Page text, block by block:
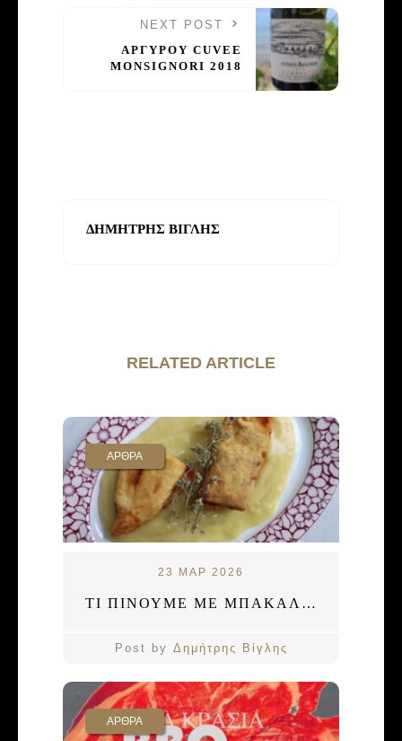
NEXT POST
ΑΡΓΥΡΟΥ CUVEE
MONSIGNORI 2018
ΔΗΜΗΤΡΗΣ ΒΙΓΛΗΣ
RELATED ARTICLE
ΑΡΘΡΑ
23 ΜΑΡ 2026
ΤΙ ΠΙΝΟΥΜΕ ΜΕ ΜΠΑΚΑΛΙΑΡΟ ΣΚΟΡΔΑΛΙΑ;
Post by Δημήτρης Βίγλης
ΑΡΘΡΑ